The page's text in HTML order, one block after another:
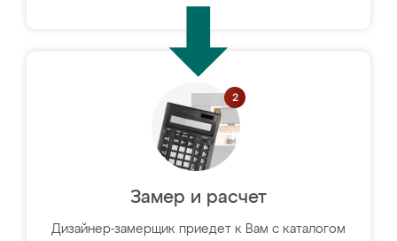
Замер и расчет
Дизайнер-замерщик приедет к Вам с каталогом